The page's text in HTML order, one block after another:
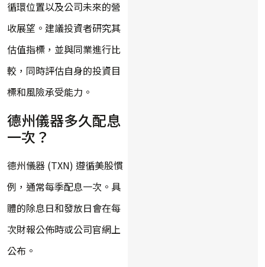
循環位置以及公司未來的營
收展望。建議投資者研究其
估值指標，並與同業進行比
較，同時評估自身的投資目
標和風險承受能力。
德州儀器多久配息
一次？
德州儀器 (TXN) 遵循美股慣
例，通常每季配息一次。具
體的除息日和發放日會在每
次財報公佈時或公司官網上
公布。